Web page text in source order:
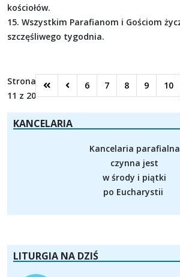
kościołów.
15. Wszystkim Parafianom i Gościom
szczęśliwego tygodnia.
Strona
11 z 20
6 7 8 9 10
KANCELARIA
Kancelaria parafialna
czynna jest
w środy i piątki
po Eucharystii
LITURGIA NA DZIŚ